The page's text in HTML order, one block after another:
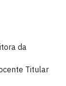
da
Titular